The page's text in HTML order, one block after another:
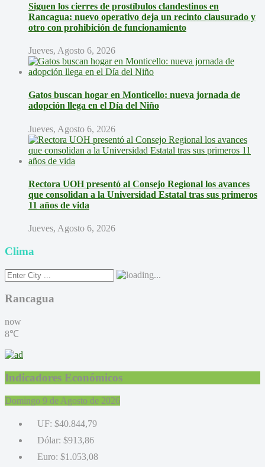
Siguen los cierres de prostíbulos clandestinos en
Rancagua: nuevo operativo deja un recinto clausurado y
otro con prohibición de funcionamiento
Jueves, Agosto 6, 2026
Gatos buscan hogar en Monticello: nueva jornada de
adopción llega en el Día del Niño
Jueves, Agosto 6, 2026
Rectora UOH presentó al Consejo Regional los avances
que consolidan a la Universidad Estatal tras sus primeros
11 años de vida
Jueves, Agosto 6, 2026
Clima
Rancagua
now
8℃
Indicadores Económicos
Domingo 9 de Agosto de 2026
UF: $40.844,79
Dólar: $913,86
Euro: $1.053,08